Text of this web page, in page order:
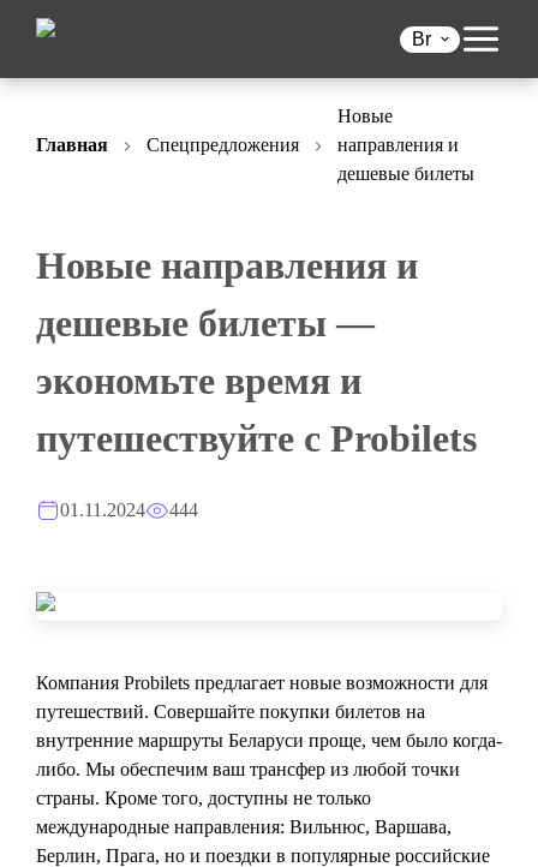
Br
Главная Спецпредложения
Новые
направления и
дешевые билеты
Новые направления и
дешевые билеты —
экономьте время и
путешествуйте с Probilets
01.11.2024 444
Компания Probilets предлагает новые возможности для
путешествий. Совершайте покупки билетов на
внутренние маршруты Беларуси проще, чем было когда-
либо. Мы обеспечим ваш трансфер из любой точки
страны. Кроме того, доступны не только
международные направления: Вильнюс, Варшава,
Берлин, Прага, но и поездки в популярные российские